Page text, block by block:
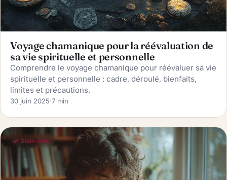
Voyage chamanique pour la réévaluation de
sa vie spirituelle et personnelle
Comprendre le voyage chamanique pour réévaluer sa vie
spirituelle et personnelle : cadre, déroulé, bienfaits,
limites et précautions.
30 juin 2025·7 min
🌿 Bien-être